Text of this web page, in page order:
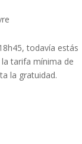
todavía estás
tarifa mínima de
la gratuidad.